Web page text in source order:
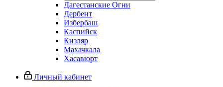
Дагестанские Огни
Дербент
Избербаш
Каспийск
Кизляр
Махачкала
Хасавюрт
Личный кабинет